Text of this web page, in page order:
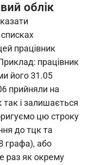
облік
працівник
працівник
його 31.05
прийняли на
і залишається
цю строку
до тцк та
графа), або
раз як окрему